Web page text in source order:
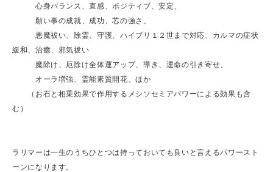
心身バランス、直感、ポジティブ、安定、
願い事の成就、成功、芯の強さ、
悪魔祓い、除霊、守護、ハイブリ１２世まで対応、カルマの症状
緩和、治癒、邪気祓い
魔除け、厄除け全体運アップ、導き、運命の引き寄せ、
オーラ増強、霊能素質開花、ほか
（お石と相乗効果で作用するメシソセミアパワーによる効果も含
む）
ラリマーは一生のうちひとつは持っておいても良いと言えるパワースト
ーンになります。